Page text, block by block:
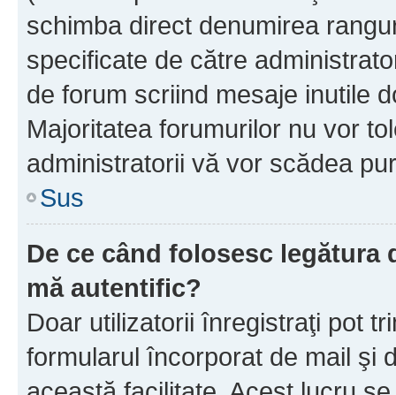
schimba direct denumirea
specificate de către
de forum scriind mesaje inutile
Majoritatea forumurilor nu vor
administratorii vă vor scădea
Sus
De ce când folosesc
mă autentific?
Doar utilizatorii înregistraţi pot
formularul încorporat de mail şi